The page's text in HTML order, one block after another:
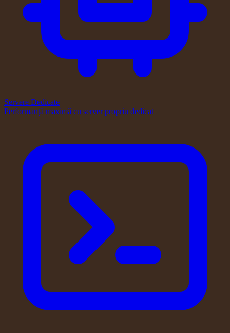
Servere Dedicate
Performanță maximă cu server propriu dedicat